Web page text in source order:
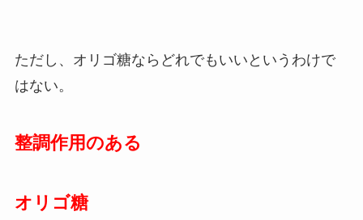
ただし、オリゴ糖ならどれでもいいというわけで
はない。
整調作用のある
オリゴ糖